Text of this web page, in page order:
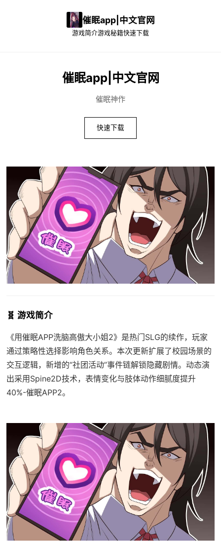
催眠app|中文官网
游戏简介游戏秘籍快速下载
催眠app|中文官网
催眠神作
快速下载
🧬 游戏简介
《用催眠APP洗脑高傲大小姐2》是热门SLG的续作，玩家
通过策略性选择影响角色关系。本次更新扩展了校园场景的
交互逻辑，新增的“社团活动”事件链解锁隐藏剧情。动态演
出采用Spine2D技术，表情变化与肢体动作细腻度提升
40%-催眠APP2。